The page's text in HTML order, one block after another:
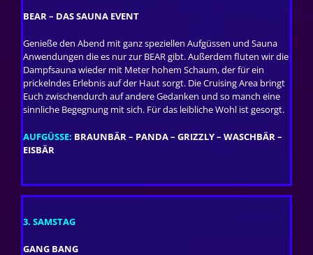
BEAR – DAS SAUNA EVENT
Genieße den Abend mit ganz speziellen Aufgüssen und Sauna
Anwendungen die es nur zur BEAR gibt. Außerdem fluten wir die
Dampfsauna wieder mit Meter hohem Schaum, der für ein
prickelndes Erlebnis auf der Haut sorgt. Die Cruising Area bringt
Euch zwischendurch auf andere Gedanken und so manch eine
sinnliche Begegnung mit sich. Für das leibliche Wohl ist gesorgt.
AUFGÜSSE: BRAUNBÄR – PANDA – GRIZZLY – WASCHBÄR –
EISBÄR
3. SAMSTAG
GANG BANG